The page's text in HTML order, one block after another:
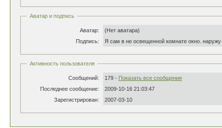
Аватар и подпись
Аватар:
(Нет аватара)
Подпись:
Я сам в не освещенной комнате окно.
Активность пользователя
Сообщений: 179 - Показать все сообщения
Последнее сообщение:
2009-10-16 21:03:47
Зарегистрирован:
2007-03-10